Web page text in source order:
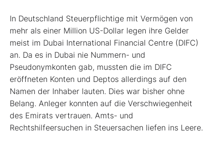
In Deutschland Steuerpflichtige mit Vermögen von
mehr als einer Million US-Dollar legen ihre Gelder
meist im Dubai International Financial Centre (DIFC)
an. Da es in Dubai nie Nummern- und
Pseudonymkonten gab, mussten die im DIFC
eröffneten Konten und Deptos allerdings auf den
Namen der Inhaber lauten. Dies war bisher ohne
Belang. Anleger konnten auf die Verschwiegenheit
des Emirats vertrauen. Amts- und
Rechtshilfeersuchen in Steuersachen liefen ins Leere.